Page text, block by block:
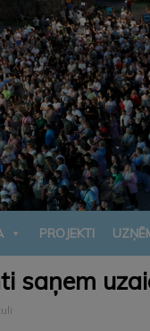
PROJEKTI
saņem